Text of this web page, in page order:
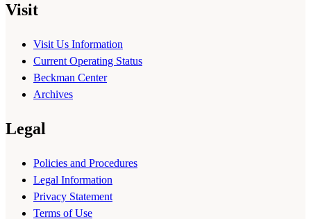
Visit
Visit Us Information
Current Operating Status
Beckman Center
Archives
Legal
Policies and Procedures
Legal Information
Privacy Statement
Terms of Use